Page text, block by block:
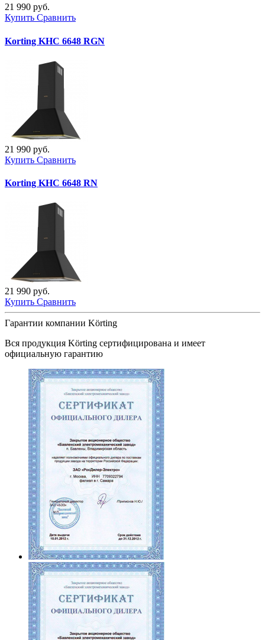
21 990 руб.
Купить Сравнить
Korting KHC 6648 RGN
21 990 руб.
Купить Сравнить
Korting KHC 6648 RN
21 990 руб.
Купить Сравнить
Гарантии компании Körting
Вся продукция Körting сертифицирована и имеет
официальную гарантию